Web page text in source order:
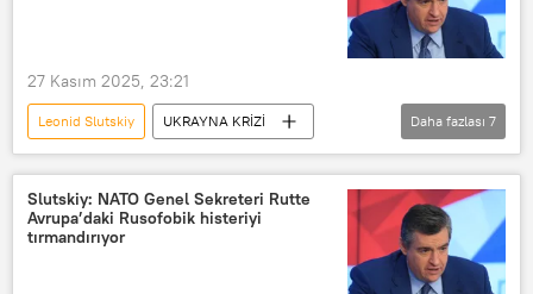
27 Kasım 2025, 23:21
Leonid Slutskiy
UKRAYNA KRİZİ
Rusya Devlet Duması
LDPR
Donbass
Kırım
Ukrayna
Batı
Vladimir Putin
Daha fazlası 7
Slutskiy: NATO Genel Sekreteri Rutte
Avrupa’daki Rusofobik histeriyi
tırmandırıyor